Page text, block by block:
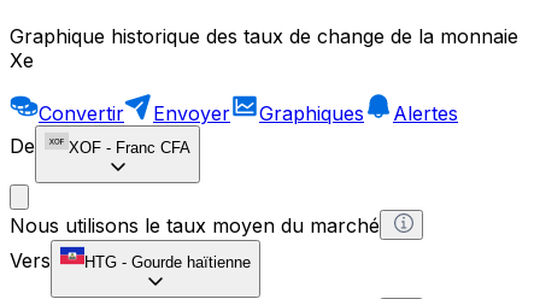
Graphique historique des taux de change de la monnaie
Xe
Convertir Envoyer Graphiques
Alertes
De
XOF - Franc CFA
Nous utilisons le taux moyen du marché
Vers
HTG - Gourde haïtienne